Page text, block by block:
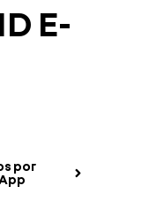
E-
por